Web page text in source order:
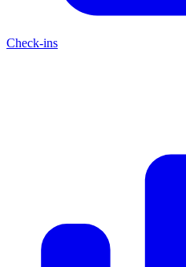
Check-ins